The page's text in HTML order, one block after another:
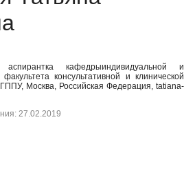
аспирантка кафедрыиндивидуальной и
консультативной и клинической
Москва, Российская Федерация, tatiana-
27.02.2019